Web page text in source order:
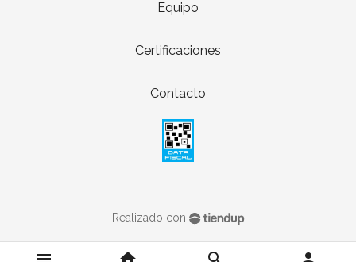
Equipo
Certificaciones
Contacto
Realizado con